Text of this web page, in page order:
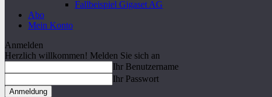
Fallbeispiel Gigaset AG
Abo
Mein Konto
Anmelden
Herzlich willkommen! Melden Sie sich an
Ihr Benutzername
Ihr Passwort